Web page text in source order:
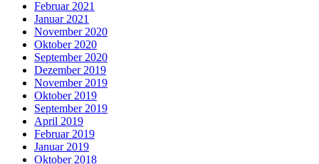
Februar 2021
Januar 2021
November 2020
Oktober 2020
September 2020
Dezember 2019
November 2019
Oktober 2019
September 2019
April 2019
Februar 2019
Januar 2019
Oktober 2018